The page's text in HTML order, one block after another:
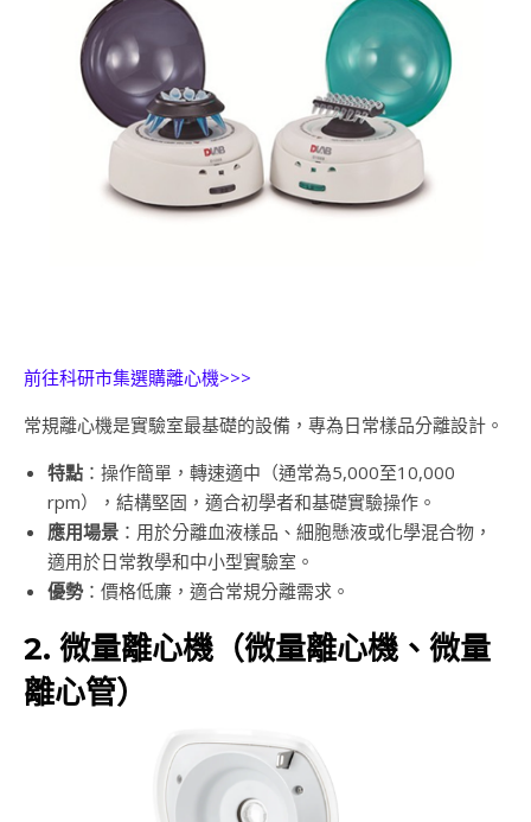
前往科研市集選購離心機>>>
常規離心機是實驗室最基礎的設備，專為日常樣品分離設計。
特點 ：操作簡單，轉速適中（通常為5,000至10,000
rpm），結構堅固，適合初學者和基礎實驗操作。
應用場景 ：用於分離血液樣品、細胞懸液或化學混合物，
適用於日常教學和中小型實驗室。
優勢：價格低廉，適合常規分離需求。
2. 微量離心機（微量離心機、微量
離心管）